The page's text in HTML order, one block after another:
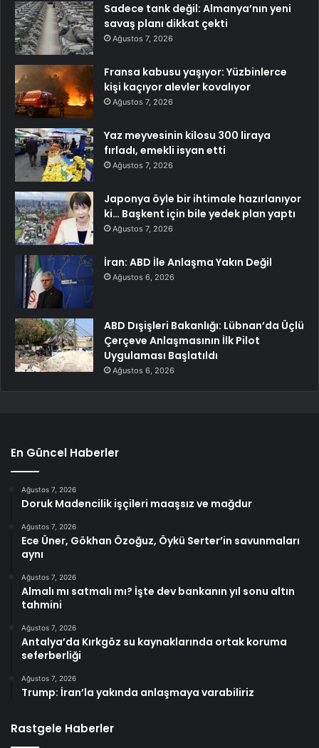
Sadece tank değil: Almanya’nın yeni
savaş planı dikkat çekti
Ağustos 7, 2026
Fransa kabusu yaşıyor: Yüzbinlerce
kişi kaçıyor alevler kovalıyor
Ağustos 7, 2026
Yaz meyvesinin kilosu 300 liraya
fırladı, emekli isyan etti
Ağustos 7, 2026
Japonya öyle bir ihtimale hazırlanıyor
ki… Başkent için bile yedek plan yaptı
Ağustos 7, 2026
İran: ABD İle Anlaşma Yakın Değil
Ağustos 6, 2026
ABD Dışişleri Bakanlığı: Lübnan’da Üçlü
Çerçeve Anlaşmasının İlk Pilot
Uygulaması Başlatıldı
Ağustos 6, 2026
En Güncel Haberler
Ağustos 7, 2026
Doruk Madencilik işçileri maaşsız ve mağdur
Ağustos 7, 2026
Ece Üner, Gökhan Özoğuz, Öykü Serter’in savunmaları
aynı
Ağustos 7, 2026
Almalı mı satmalı mı? İşte dev bankanın yıl sonu altın
tahmini
Ağustos 7, 2026
Antalya’da Kırkgöz su kaynaklarında ortak koruma
seferberliği
Ağustos 7, 2026
Trump: İran’la yakında anlaşmaya varabiliriz
Rastgele Haberler